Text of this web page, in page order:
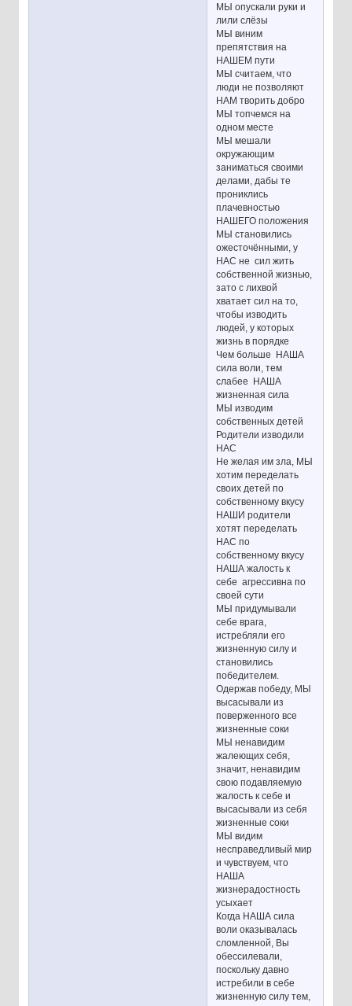
МЫ опускали руки и
лили слёзы
МЫ виним
препятствия на
НАШЕМ пути
МЫ считаем, что
люди не позволяют
НАМ творить добро
МЫ топчемся на
одном месте
МЫ мешали
окружающим
заниматься своими
делами, дабы те
прониклись
плачевностью
НАШЕГО положения
МЫ становились
ожесточёнными, у
НАС не сил жить
собственной жизнью,
зато с лихвой
хватает сил на то,
чтобы изводить
людей, у которых
жизнь в порядке
Чем больше НАША
сила воли, тем
слабее НАША
жизненная сила
МЫ изводим
собственных детей
Родители изводили
НАС
Не желая им зла, МЫ
хотим переделать
своих детей по
собственному вкусу
НАШИ родители
хотят переделать
НАС по
собственному вкусу
НАША жалость к
себе агрессивна по
своей сути
МЫ придумывали
себе врага,
истребляли его
жизненную силу и
становились
победителем.
Одержав победу, МЫ
высасывали из
поверженного все
жизненные соки
МЫ ненавидим
жалеющих себя,
значит, ненавидим
свою подавляемую
жалость к себе и
высасывали из себя
жизненные соки
МЫ видим
несправедливый мир
и чувствуем, что
НАША
жизнерадостность
усыхает
Когда НАША сила
воли оказывалась
сломленной, Вы
обессилевали,
поскольку давно
истребили в себе
жизненную силу тем,